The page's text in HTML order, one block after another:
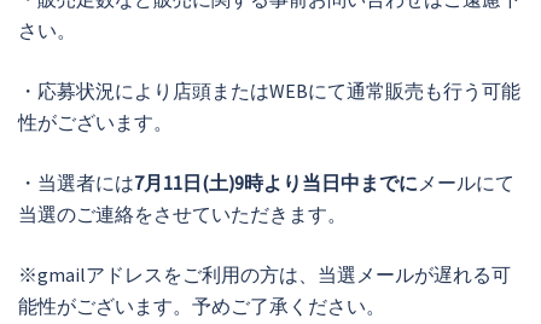
さい。
・応募状況により店頭またはWEBにて通常販売も行う可能
性がございます。
・当選者には7月11日(土)9時より当日中までにメールにて
当選のご連絡をさせていただきます。
※gmailアドレスをご利用の方は、当選メールが遅れる可
能性がございます。予めご了承ください。